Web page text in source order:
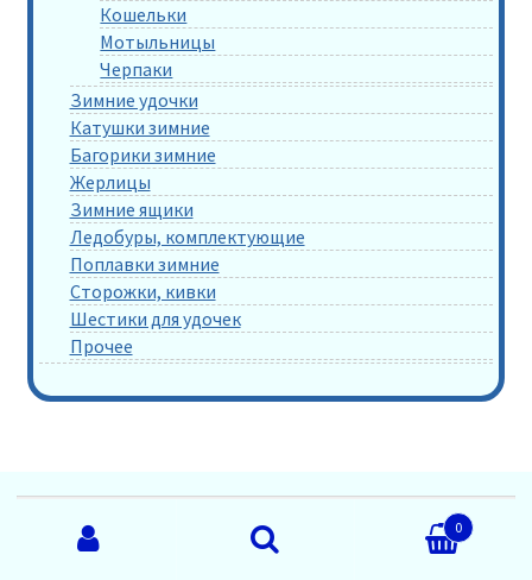
Кошельки
Мотыльницы
Черпаки
Зимние удочки
Катушки зимние
Багорики зимние
Жерлицы
Зимние ящики
Ледобуры, комплектующие
Поплавки зимние
Сторожки, кивки
Шестики для удочек
Прочее
Карта сайта
0